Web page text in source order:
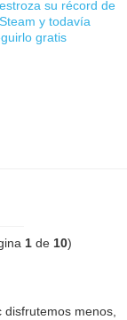
su récord de
y todavía
gratis
1de 10)
disfrutemos menos,